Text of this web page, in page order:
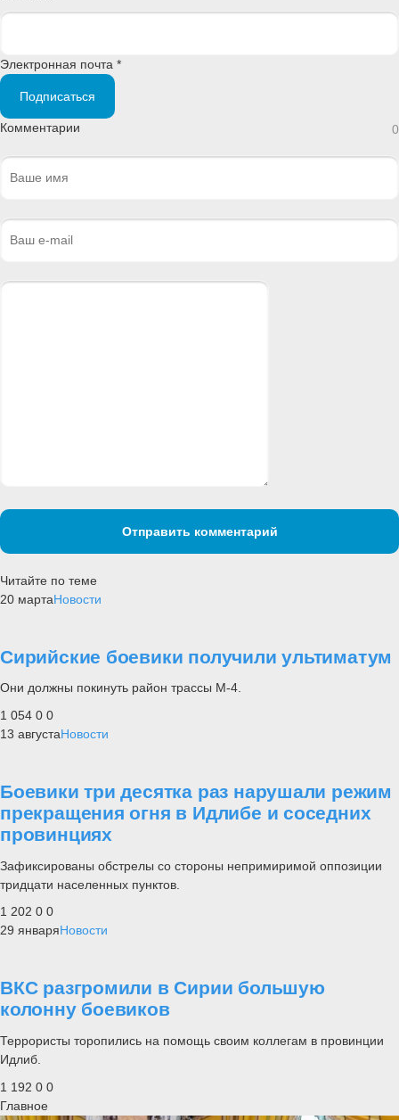
Электронная почта *
Подписаться
Комментарии 0
Отправить комментарий
Читайте по теме
20 мартаНовости
Сирийские боевики получили ультиматум
Они должны покинуть район трассы М-4.
1 054 0 0
13 августаНовости
Боевики три десятка раз нарушали режим
прекращения огня в Идлибе и соседних
провинциях
Зафиксированы обстрелы со стороны непримиримой оппозиции
тридцати населенных пунктов.
1 202 0 0
29 январяНовости
ВКС разгромили в Сирии большую
колонну боевиков
Террористы торопились на помощь своим коллегам в провинции
Идлиб.
1 192 0 0
Главное